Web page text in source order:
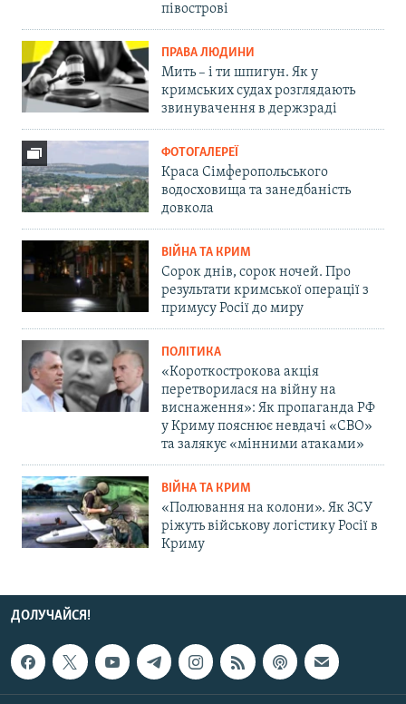
півострові
ПРАВА ЛЮДИНИ
Мить – і ти шпигун. Як у
кримських судах розглядають
звинувачення в держзраді
ФОТОГАЛЕРЕЇ
Краса Сімферопольського
водосховища та занедбаність
довкола
ВІЙНА ТА КРИМ
Сорок днів, сорок ночей. Про
результати кримської операції з
примусу Росії до миру
ПОЛІТИКА
«Короткострокова акція
перетворилася на війну на
виснаження»: Як пропаганда РФ
у Криму пояснює невдачі «СВО»
та залякує «мінними атаками»
ВІЙНА ТА КРИМ
«Полювання на колони». Як ЗСУ
ріжуть військову логістику Росії в
Криму
ДОЛУЧАЙСЯ!